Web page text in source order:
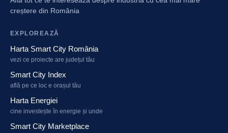
creștere din România
EXPLOREAZĂ
Harta Smart City România
vezi ce proiecte are județul tău
Smart City Index
află pe ce loc e orașul tău
Harta Energiei
cine investește în energie și unde
Smart City Marketplace